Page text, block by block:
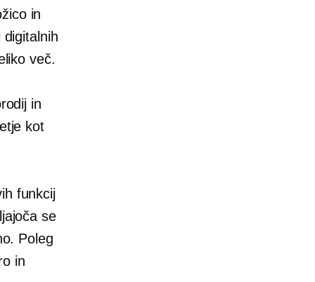
in
več.
in
kot
funkcij
se
Poleg
in